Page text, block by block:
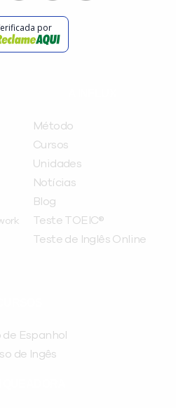
por
Método
Cursos
Unidades
Notícias
Blog
Teste TOEIC®
Teste de Inglês Online
de Espanhol
de Ingês